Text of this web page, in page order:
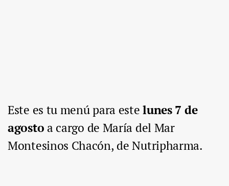
Este es tu menú para estelunes 7 de
agosto a cargo de María del Mar
Montesinos Chacón, deNutripharma.